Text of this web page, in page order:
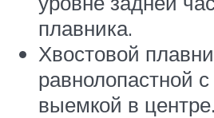
плавника.
Хвостовой
равнолопастной с
выемкой в центре.